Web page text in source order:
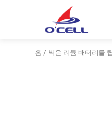
홈 / 벽은 리튬 배터리를